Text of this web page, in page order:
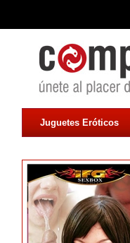
Juguetes Eróticos